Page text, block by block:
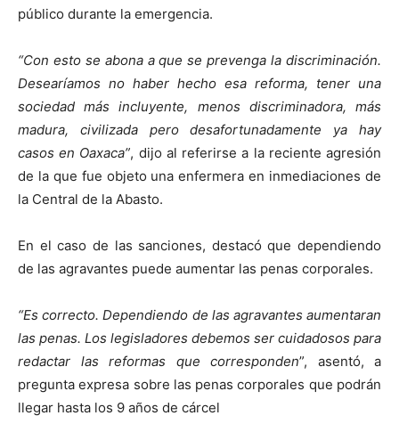
público durante la emergencia.
“Con esto se abona a que se prevenga la discriminación.
Desearíamos no haber hecho esa reforma, tener una
sociedad más incluyente, menos discriminadora, más
madura, civilizada pero desafortunadamente ya hay
casos en Oaxaca”, dijo al referirse a la reciente agresión
de la que fue objeto una enfermera en inmediaciones de
la Central de la Abasto.
En el caso de las sanciones, destacó que dependiendo
de las agravantes puede aumentar las penas corporales.
“Es correcto. Dependiendo de las agravantes aumentaran
las penas. Los legisladores debemos ser cuidadosos para
redactar las reformas que corresponden”, asentó, a
pregunta expresa sobre las penas corporales que podrán
llegar hasta los 9 años de cárcel